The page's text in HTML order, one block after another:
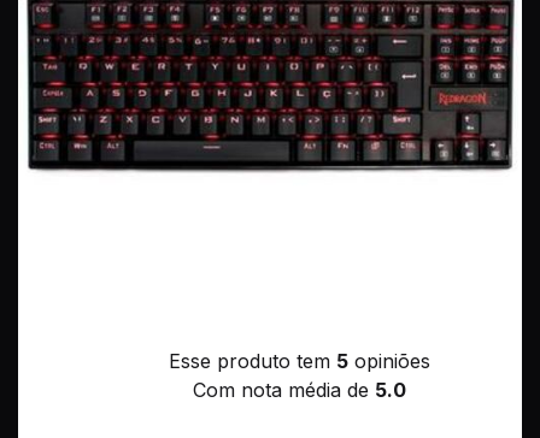
Esse produto tem 5opiniões
Com nota média de 5.0